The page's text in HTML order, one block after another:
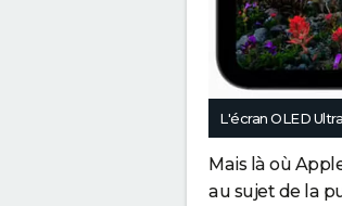
L'écran OLED
Mais là où
au sujet de la